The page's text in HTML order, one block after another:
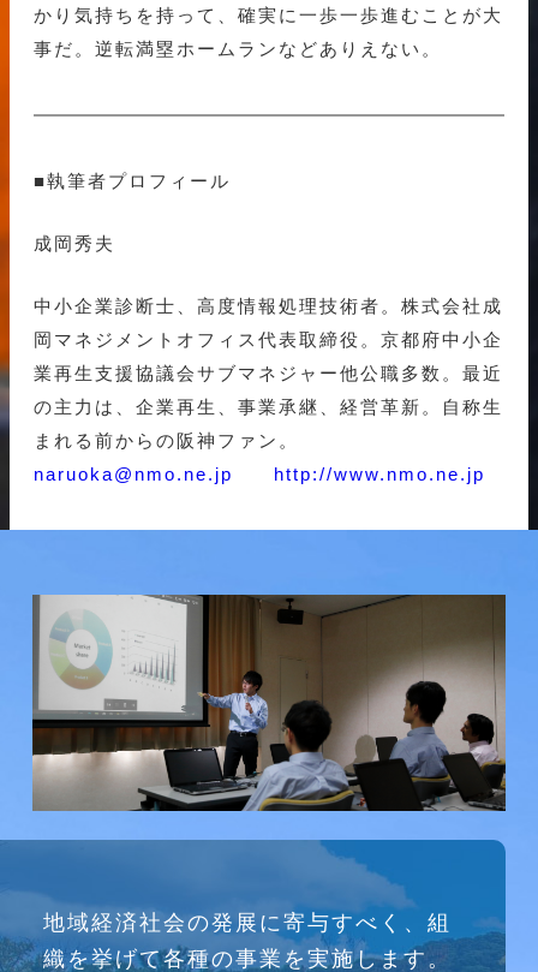
かり気持ちを持って、確実に一歩一歩進むことが大
事だ。逆転満塁ホームランなどありえない。
■執筆者プロフィール
成岡秀夫
中小企業診断士、高度情報処理技術者。株式会社成
岡マネジメントオフィス代表取締役。京都府中小企
業再生支援協議会サブマネジャー他公職多数。最近
の主力は、企業再生、事業承継、経営革新。自称生
まれる前からの阪神ファン。
naruoka@nmo.ne.jp
http://www.nmo.ne.jp
介護ソリューション研究会、WEB/SNS研究会を
行っています
地域経済社会の発展に寄与すべく、組
織を挙げて各種の事業を実施します。